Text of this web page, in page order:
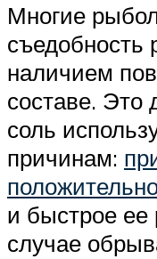
Многие
съедобность
наличием
составе. Это
соль
причинам:
и быстрое ее
случае